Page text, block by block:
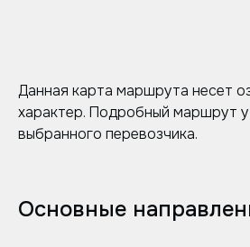
Данная карта маршрута несет
характер. Подробный маршрут
выбранного перевозчика.
Основные